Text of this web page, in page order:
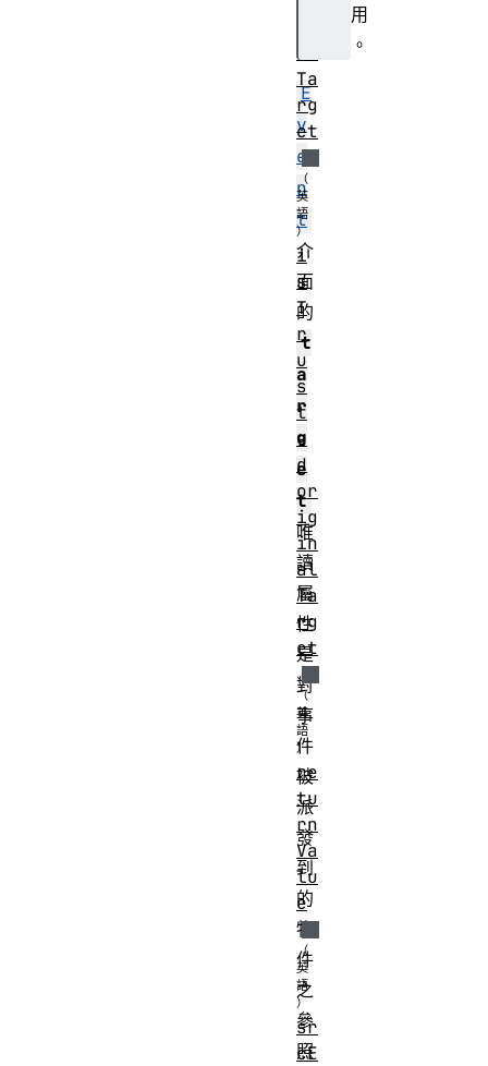
用
。
E
v
e
n
t
介
面
的
t
a
r
g
e
t
唯
讀
屬
性
是
對
事
件
被
派
發
到
的
物
件
之
參
照
al
Ta
rg
et
i
s
T
r
u
s
t
e
d
or
ig
in
al
Ta
rg
et
re
tu
rn
Va
lu
e
sr
cE